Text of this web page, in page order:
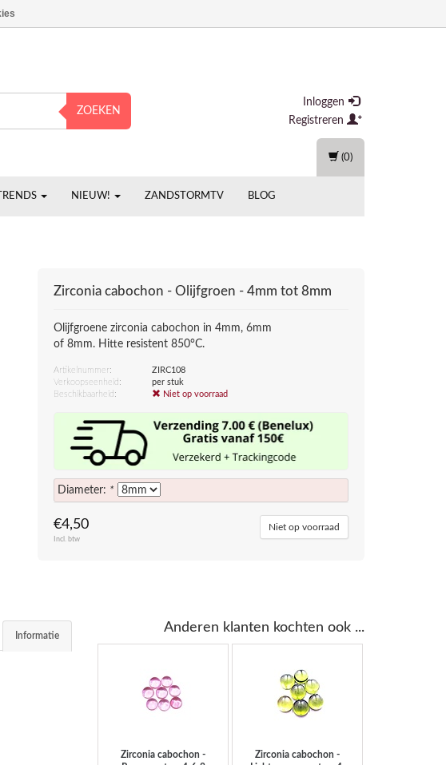
ZOEKEN
Inloggen
Registreren
NIEUW! ZANDSTORMTV BLOG
(0)
Zirconia cabochon - Olijfgroen - 4mm tot 8mm
Olijfgroene zirconia cabochon in 4mm, 6mm
of 8mm. Hitte resistent 850°C.
Artikelnummer:
ZIRC108
Verkoopseenheid:
per stuk
Beschikbaarheid:
Niet op voorraad
Diameter: *
€4,50
Incl. btw
Niet op voorraad
Informatie
Anderen klanten kochten ook ...
Zirconia cabochon -
Zirconia cabochon -